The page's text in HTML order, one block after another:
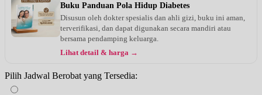
Buku Panduan Pola Hidup Diabetes
Disusun oleh dokter spesialis dan ahli gizi, buku ini aman,
terverifikasi, dan dapat digunakan secara mandiri atau
bersama pendamping keluarga.
Lihat detail & harga →
Pilih Jadwal Berobat yang Tersedia: